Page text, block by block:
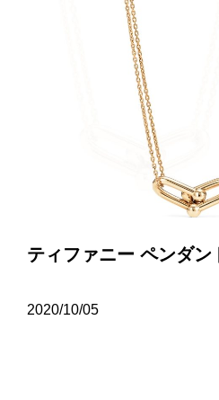
ティファニー ペンダン
2020/10/05